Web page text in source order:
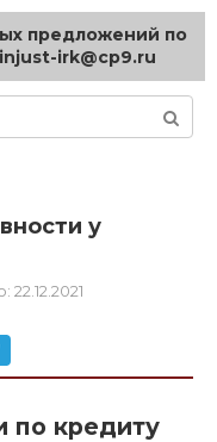
автомобили
у
22.12.2021
по кредиту
предложений по
irk@cp9.ru